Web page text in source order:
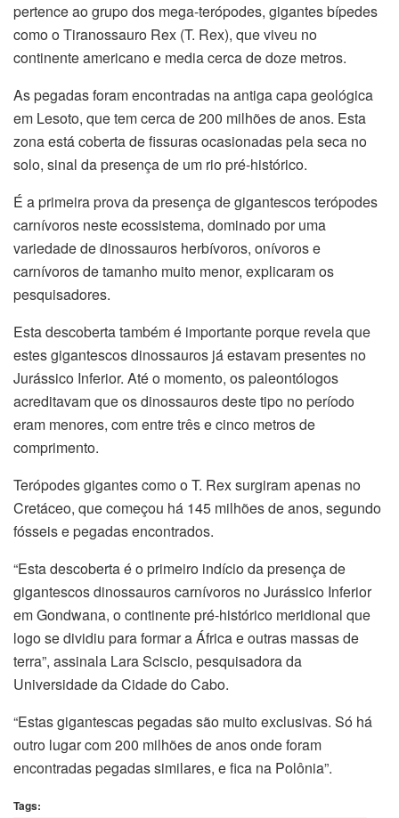
pertence ao grupo dos mega-terópodes, gigantes bípedes
como o Tiranossauro Rex (T. Rex), que viveu no
continente americano e media cerca de doze metros.
As pegadas foram encontradas na antiga capa geológica
em Lesoto, que tem cerca de 200 milhões de anos. Esta
zona está coberta de fissuras ocasionadas pela seca no
solo, sinal da presença de um rio pré-histórico.
É a primeira prova da presença de gigantescos terópodes
carnívoros neste ecossistema, dominado por uma
variedade de dinossauros herbívoros, onívoros e
carnívoros de tamanho muito menor, explicaram os
pesquisadores.
Esta descoberta também é importante porque revela que
estes gigantescos dinossauros já estavam presentes no
Jurássico Inferior. Até o momento, os paleontólogos
acreditavam que os dinossauros deste tipo no período
eram menores, com entre três e cinco metros de
comprimento.
Terópodes gigantes como o T. Rex surgiram apenas no
Cretáceo, que começou há 145 milhões de anos, segundo
fósseis e pegadas encontrados.
“Esta descoberta é o primeiro indício da presença de
gigantescos dinossauros carnívoros no Jurássico Inferior
em Gondwana, o continente pré-histórico meridional que
logo se dividiu para formar a África e outras massas de
terra”, assinala Lara Sciscio, pesquisadora da
Universidade da Cidade do Cabo.
“Estas gigantescas pegadas são muito exclusivas. Só há
outro lugar com 200 milhões de anos onde foram
encontradas pegadas similares, e fica na Polônia”.
Tags: